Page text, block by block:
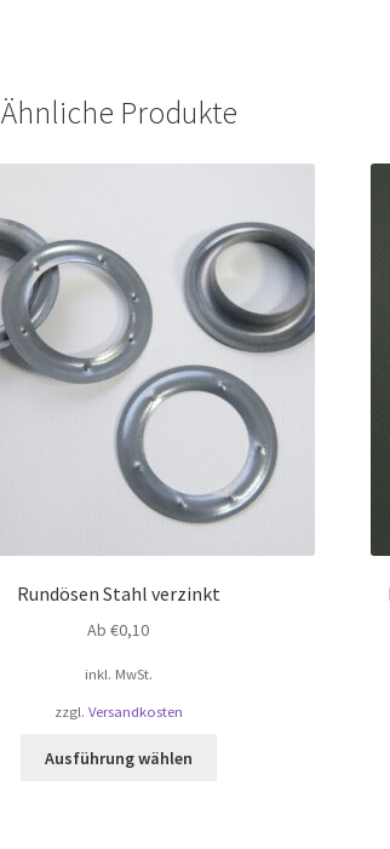
Ähnliche Produkte
Rundösen Stahl verzinkt
Ab €0,10
inkl. MwSt.
zzgl. Versandkosten
Ausführung wählen